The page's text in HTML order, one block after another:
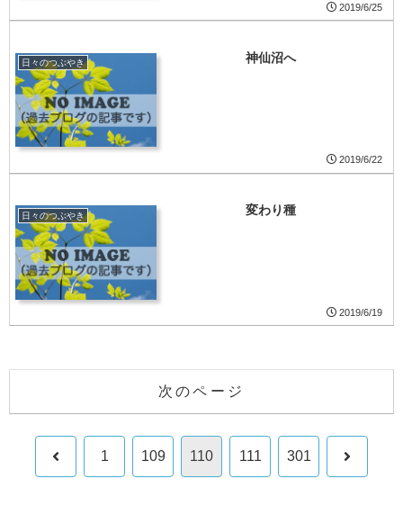
2019/6/25
日々のつぶやき 神仙沼へ
2019/6/22
日々のつぶやき 変わり種
2019/6/19
次のページ
前 1 109 110 111 301 次